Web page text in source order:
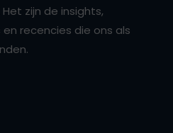
zijn de insights,
recencies die ons als